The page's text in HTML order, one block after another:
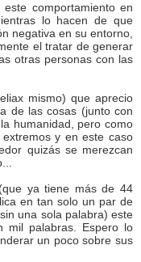
comportamiento en
lo hacen de que
negativa en su entorno,
el tratar de generar
otras personas con las
mismo) que aprecio
de las cosas (junto con
humanidad, pero como
y en este caso
quizás se merezcan
ya tiene más de 44
en tan solo un par de
una sola palabra) este
mil palabras. Espero lo
un poco sobre sus